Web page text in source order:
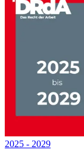
2025 - 2029